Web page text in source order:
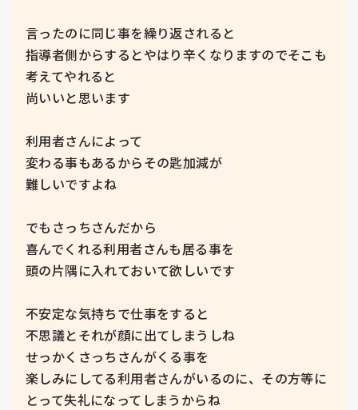
言ったのに同じ事を繰り返されると
指導者側からするとやはり辛くなりますのでそこも
考えてやれると
尚いいと思います
利用者さんによって
変わる事もあるからその匙加減が
難しいですよね
でもさっちさんだから
喜んでくれる利用者さんも居る事を
頭の片隅に入れておいて欲しいです
不安定な気持ちで仕事をすると
不思議とそれが顔に出てしまうしね
せっかくさっちさんがくる事を
楽しみにしてる利用者さんがいるのに、その方等に
とって失礼になってしまうからね